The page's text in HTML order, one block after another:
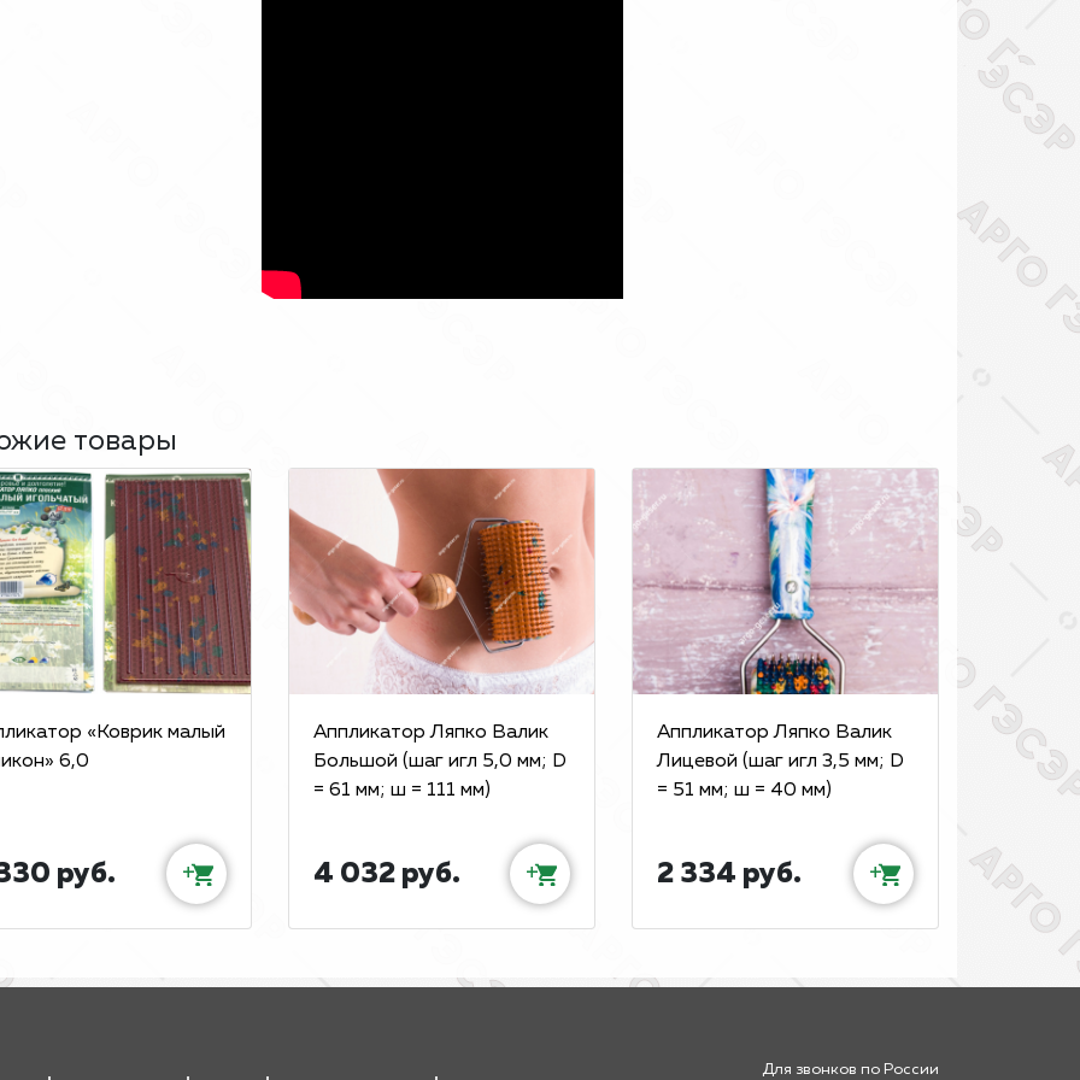
товары
«Коврик малый
6,0
руб. +
Аппликатор Ляпко Валик
Большой (шаг игл 5,0 мм; D
= 61 мм; ш = 111 мм)
4 032 руб. +
Аппликатор Ляпко Валик
Лицевой (шаг игл 3,5 мм; D
= 51 мм; ш = 40 мм)
2 334 руб. +
Для звонков по России